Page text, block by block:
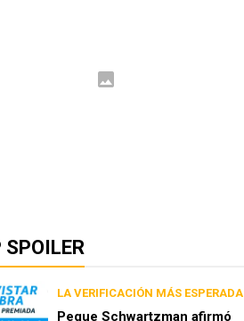
SPOILER
LA VERIFICACIÓN MÁS ESPERADA
Peque Schwartzman afirmó